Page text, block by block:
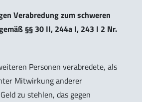
Verabredung zum schweren
§§ 30 II, 244a I, 243 I 2 Nr.
Personen verabredete, als
Mitwirkung anderer
zu stehlen, das gegen